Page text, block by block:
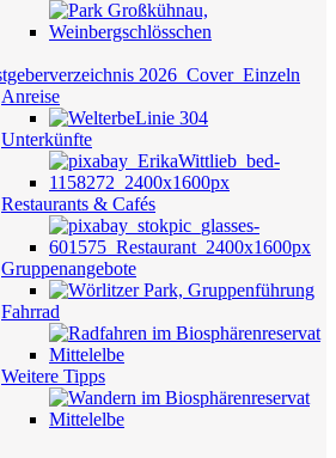
Anreise
Unterkünfte
Restaurants & Cafés
Gruppenangebote
Fahrrad
Weitere Tipps